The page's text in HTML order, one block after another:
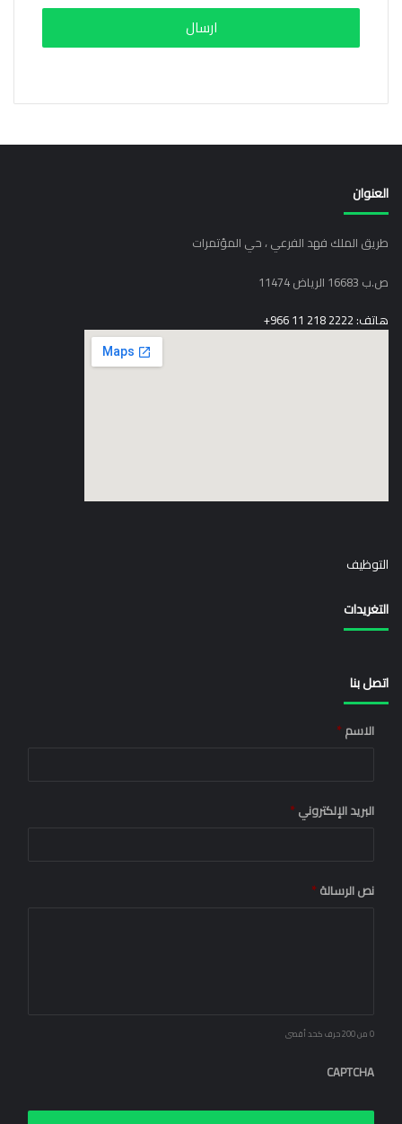
العنوان
طريق الملك فهد الفرعي ، حي المؤتمرات
ص.ب 16683 الرياض 11474
هاتف: 2222 218 11 966+
التوظيف
التغريدات
اتصل بنا
الاسم *
البريد الإلكتروني *
نص الرسالة *
0 من 200 حرف كحد أقصى
CAPTCHA